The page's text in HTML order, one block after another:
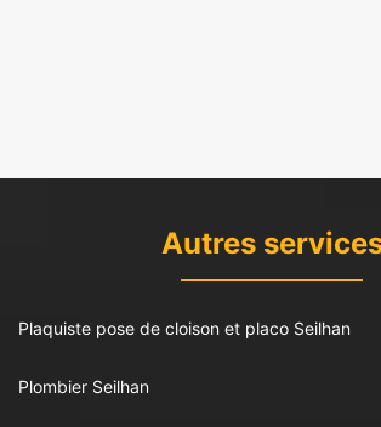
Autres
Plaquiste pose de cloison et placo Seilhan
Plombier Seilhan